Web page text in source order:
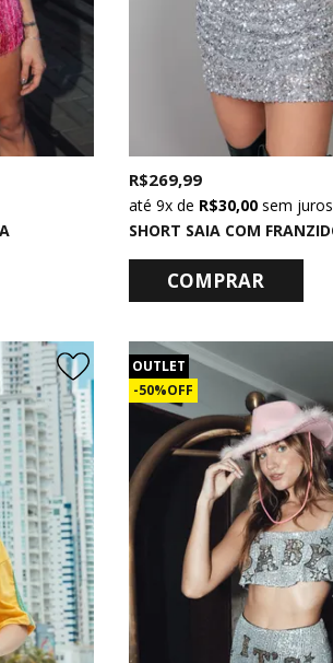
R$ 269,99
9xde R$ 30,00 sem juros
COMPRAR
OUTLET
50% OFF